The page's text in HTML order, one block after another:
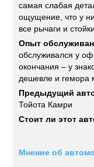
самая слабая
ощущение, что у
все рычаги и
Опыт
обслуживался у
окончания – у
дешевле и гемора
Предыдущий
Тойота Камри
Стоит ли этот
Мнение об